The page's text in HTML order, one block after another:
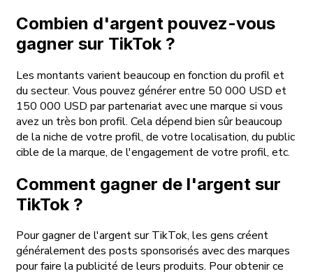
Combien d'argent pouvez-vous
gagner sur TikTok ?
Les montants varient beaucoup en fonction du profil et
du secteur. Vous pouvez générer entre 50 000 USD et
150 000 USD par partenariat avec une marque si vous
avez un très bon profil. Cela dépend bien sûr beaucoup
de la niche de votre profil, de votre localisation, du public
cible de la marque, de l'engagement de votre profil, etc.
Comment gagner de l'argent sur
TikTok ?
Pour gagner de l'argent sur TikTok, les gens créent
généralement des posts sponsorisés avec des marques
pour faire la publicité de leurs produits. Pour obtenir ce